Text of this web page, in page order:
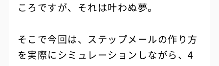
ころですが、それは叶わぬ夢。
そこで今回は、ステップメールの作り方
を実際にシミュレーションしながら、4